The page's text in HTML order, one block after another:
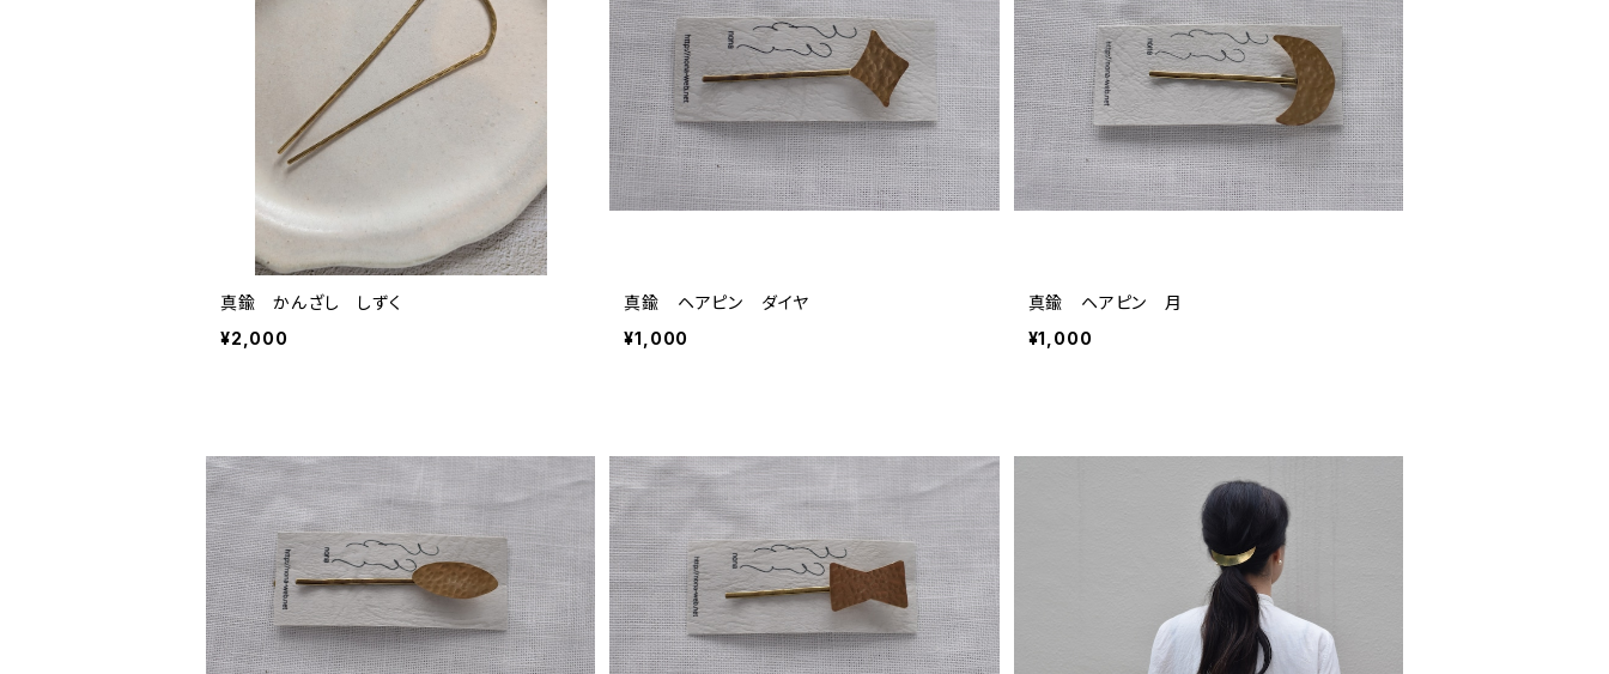
真鍮 かんざし しずく
¥2,000
真鍮 ヘアピン ダイヤ
¥1,000
真鍮 ヘアピン 月
¥1,000